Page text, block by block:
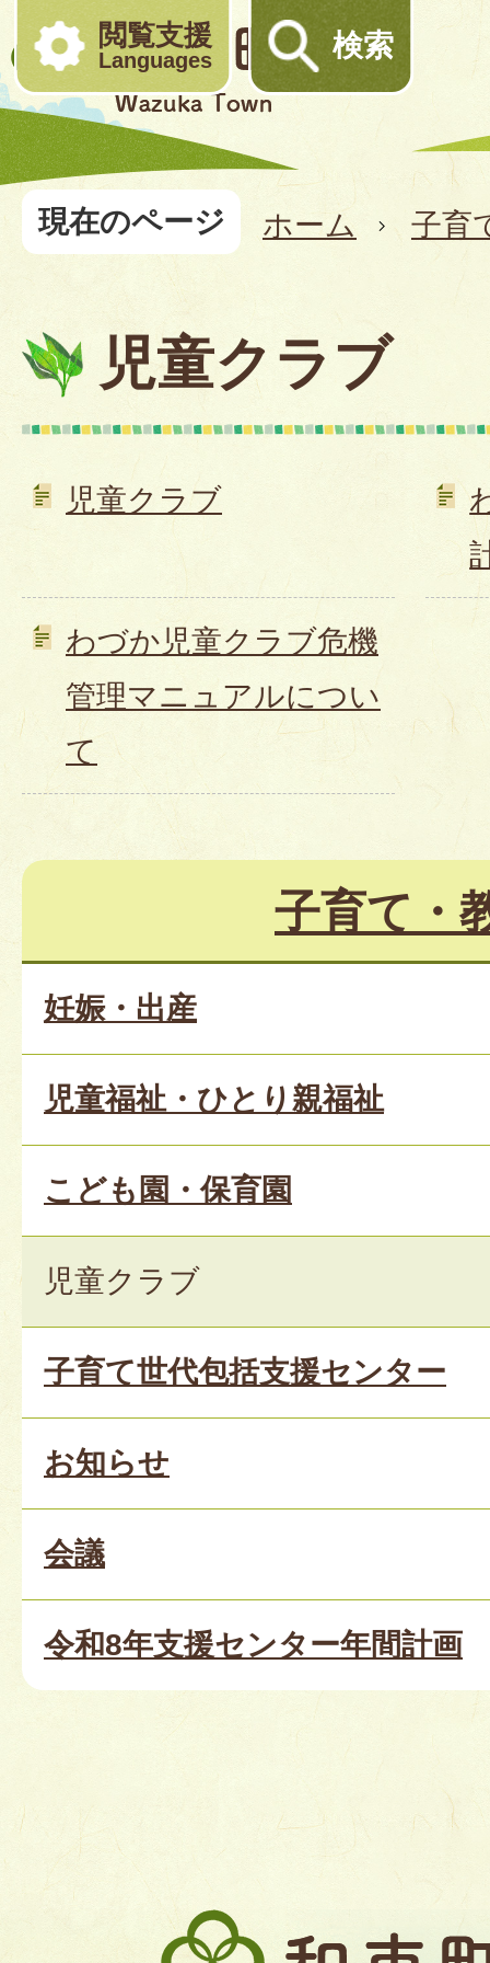
閲覧支援
Languages 検索
現在のページ ホーム 子育
児童クラブ
児童クラブ
わづか児童クラブ危機
管理マニュアルについ
て
子育て・
妊娠・出産
児童福祉・ひとり親福祉
こども園・保育園
児童クラブ
子育て世代包括支援センター
お知らせ
会議
令和8年支援センター年間計画
和